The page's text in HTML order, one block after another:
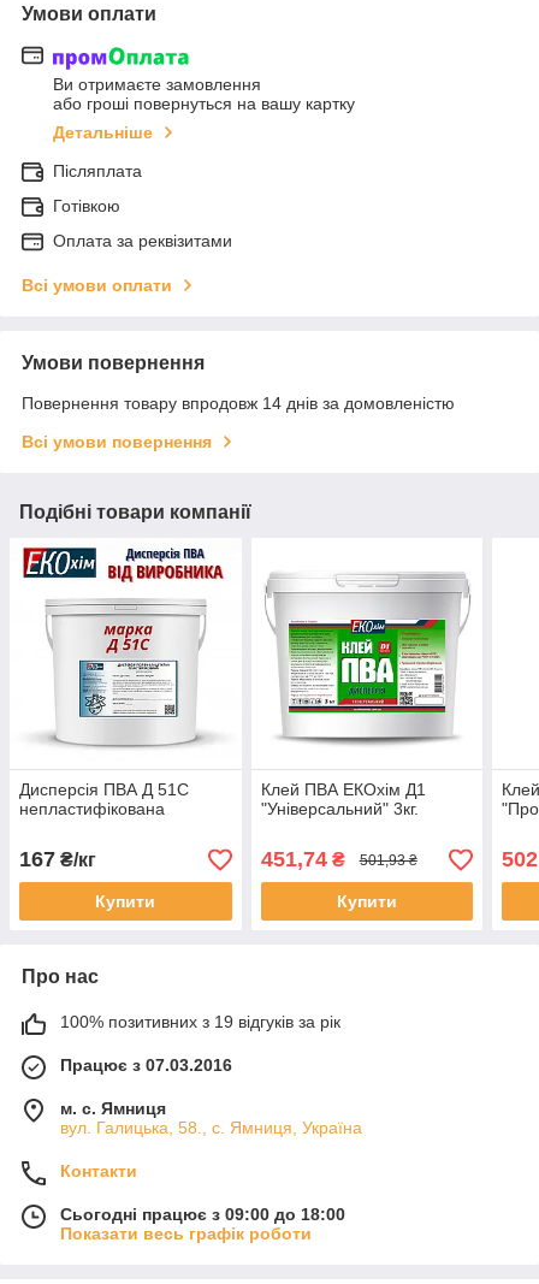
Умови оплати
Ви отримаєте замовлення
або гроші повернуться на вашу картку
Детальніше
Післяплата
Готівкою
Оплата за реквізитами
Всі умови оплати
Умови повернення
Повернення товару впродовж 14 днів за домовленістю
Всі умови повернення
Подібні товари компанії
Дисперсія ПВА Д 51С
непластифікована
167 ₴/кг
Купити
Клей ПВА ЕКОхім Д1
"Універсальний" 3кг.
451,74₴ 501,93 ₴
Купити
Про нас
100% позитивних з 19 відгуків за рік
Працює з 07.03.2016
м. с. Ямниця
вул. Галицька, 58., с. Ямниця, Україна
Контакти
Сьогодні працює з 09:00 до 18:00
Показати весь графік роботи